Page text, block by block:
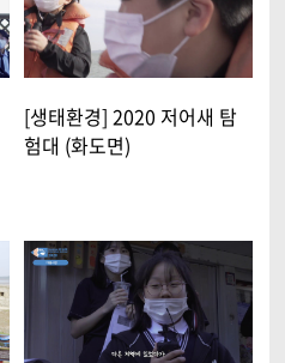
[생태환경] 2020 저어새 탐
험대 (화도면)